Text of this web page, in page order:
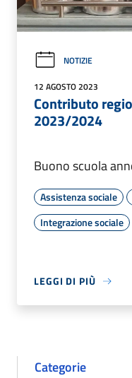
NOTIZIE
12 AGOSTO 2023
Contributo
2023/2024
Buono scuola
Assistenza sociale
Integrazione sociale
LEGGI DI PIÙ
Categorie